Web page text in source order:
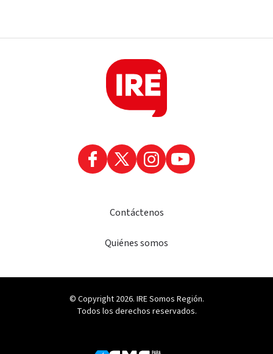
Contáctenos
Quiénes somos
© Copyright 2026. IRE Somos Región.
Todos los derechos reservados.